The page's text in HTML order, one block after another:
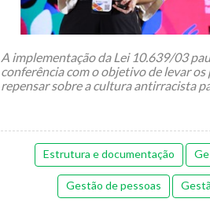
A implementação da Lei 10.639/03
conferência com o objetivo de levar
repensar sobre a cultura antirracista
...
Estrutura e documentação
Gestão de pessoas